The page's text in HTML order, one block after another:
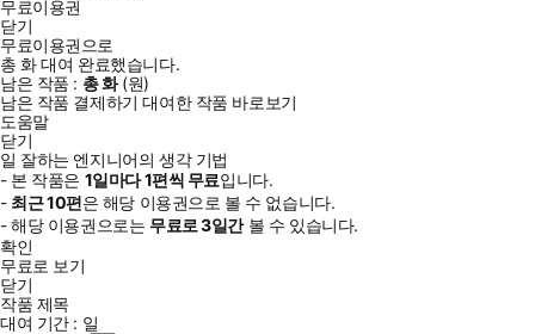
무료이용권
닫기
무료이용권으로
총 화대여 완료했습니다.
남은 작품 : 총화(원)
남은 작품 결제하기 대여한 작품 바로보기
도움말
닫기
일 잘하는 엔지니어의 생각 기법
- 본 작품은 1일마다1편씩 무료입니다.
- 최근10편은 해당 이용권으로 볼 수 없습니다.
- 해당 이용권으로는 무료로3일간볼 수 있습니다.
확인
무료로 보기
닫기
작품 제목
대여 기간 : 일